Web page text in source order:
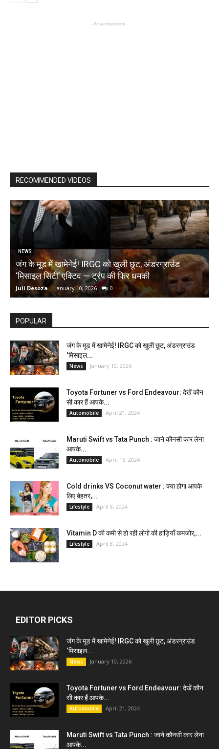
- Advertisement -
RECOMMENDED VIDEOS
NEWS
जंग के मूड में खामेनेई! IRGC को खुली छूट, अंडरग्राउंड
‘मिसाइल सिटी’ एक्टिव — ट्रंप की फिर धमकी
Juli Desoza - January 10, 2026 0
POPULAR
जंग के मूड में खामेनेई! IRGC को खुली छूट, अंडरग्राउंड
‘मिसाइल...
News January 10, 2026
Toyota Fortuner vs Ford Endeavour: देखें कौन
सी कार हैं आपके...
Automobile April 21, 2024
Maruti Swift vs Tata Punch : जाने कौनसी कार लेना
आपके...
Automobile April 16, 2024
Cold drinks VS Coconut water : क्या होगा आपके
लिए बेहतर,...
Lifestyle April 8, 2024
Vitamin D की कमी से हो रही लोगो की हाड़ियाँ कमजोर,...
Lifestyle April 8, 2024
EDITOR PICKS
जंग के मूड में खामेनेई! IRGC को खुली छूट, अंडरग्राउंड
‘मिसाइल...
News January 10, 2026
Toyota Fortuner vs Ford Endeavour: देखें कौन
सी कार हैं आपके...
Automobile April 21, 2024
Maruti Swift vs Tata Punch : जाने कौनसी कार लेना
आपके...